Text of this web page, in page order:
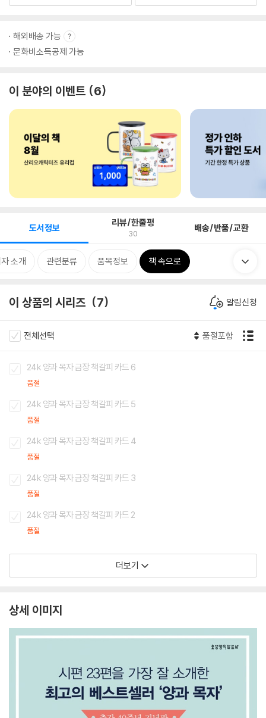
해외배송 가능
문화비소득공제 가능
이 분야의 이벤트 6
도서정보 리뷰/한줄평
30 배송/반품/교환
소개 관련분류 품목정보 책 속으로
이 상품의 시리즈 7 알림신청
전체선택 품절포함
24k 양과 목자 금장 책갈피 카드 6
품절
24k 양과 목자 금장 책갈피 카드 5
품절
24k 양과 목자 금장 책갈피 카드 4
품절
24k 양과 목자 금장 책갈피 카드 3
품절
24k 양과 목자 금장 책갈피 카드 2
품절
더보기
상세 이미지